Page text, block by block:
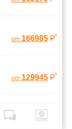
от 166985 *
от 129945 *